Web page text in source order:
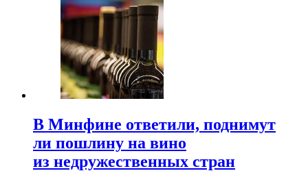
В Минфине ответили, поднимут
ли пошлину на вино
из недружественных стран